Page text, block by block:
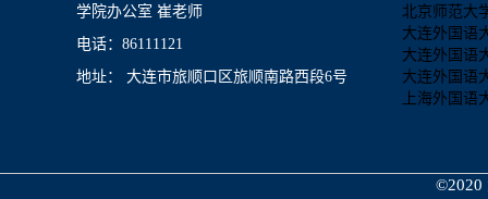
学院办公室 崔老师
电话：86111121
地址： 大连市旅顺口区旅顺南路西段6号
北京师范大
大连外国语
大连外国语
大连外国语
上海外国语
©2020